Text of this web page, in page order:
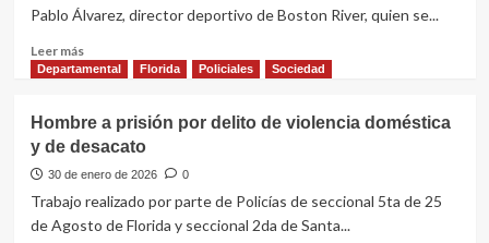
Departamental
Buen
Pablo Álvarez, director deportivo de Boston River, quien se...
Leer másLeer
más
Álvarez
habló
de
continuidad
de
Departamental Florida Policiales Sociedad
Hombre a prisión por delito de violencia doméstica
y de desacato
30 de enero de 2026 0
Trabajo realizado por parte de Policías de seccional 5ta de 25
de Agosto de Florida y seccional 2da de Santa...